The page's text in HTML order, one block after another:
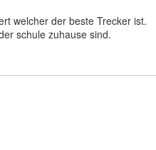
welcher der beste Trecker ist.
schule zuhause sind.